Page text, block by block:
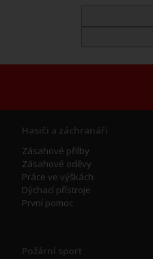
Hasiči a záchranáři
Zásahové přilby
Zásahové oděvy
Práce ve výškách
Dýchací přístroje
První pomoc
Požární sport